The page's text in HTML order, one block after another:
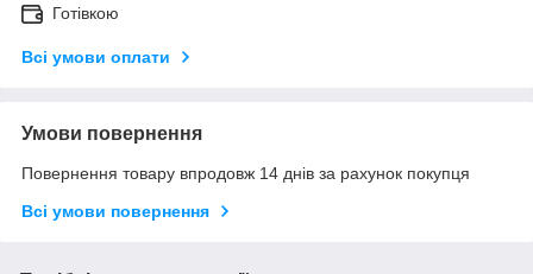
Готівкою
Всі умови оплати
Умови повернення
Повернення товару впродовж 14 днів за рахунок покупця
Всі умови повернення